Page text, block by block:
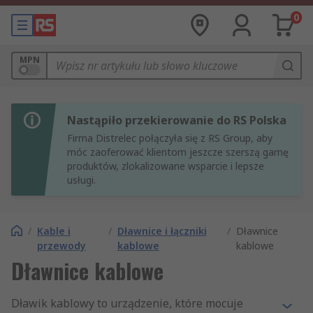
0
MPN
Nastąpiło przekierowanie do RS Polska
Firma Distrelec połączyła się z RS Group, aby
móc zaoferować klientom jeszcze szerszą gamę
produktów, zlokalizowane wsparcie i lepsze
usługi.
/ Kable i
przewody
/ Dławnice i łączniki
kablowe
/ Dławnice
kablowe
Dławnice kablowe
Dławik kablowy to urządzenie, które mocuje